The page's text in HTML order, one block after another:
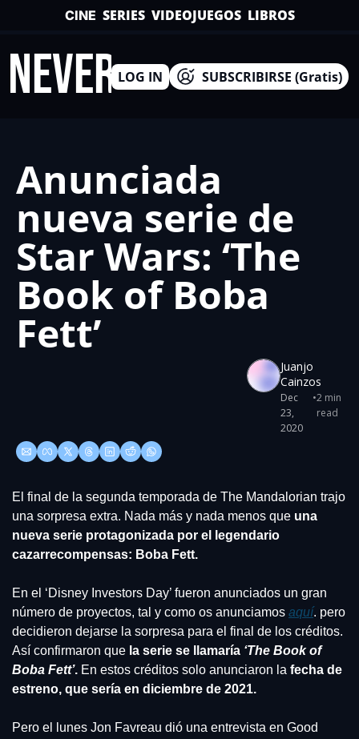
CINE SERIES VIDEOJUEGOS LIBROS
LOG IN SUBSCRIBIRSE (Gratis)
Anunciada
nueva serie de
Star Wars: ‘The
Book of Boba
Fett’
Juanjo
Cainzos
Dec
23,
2020
•2 min
read
El final de la segunda temporada de The Mandalorian trajo
una sorpresa extra. Nada más y nada menos que una
nueva serie protagonizada por el legendario
cazarrecompensas: Boba Fett.
En el ‘Disney Investors Day’ fueron anunciados un gran
número de proyectos, tal y como os anunciamos aquí. pero
decidieron dejarse la sorpresa para el final de los créditos.
Así confirmaron que la serie se llamaría ‘The Book of
Boba Fett’. En estos créditos solo anunciaron la fecha de
estreno, que sería en diciembre de 2021.
Pero el lunes Jon Favreau dió una entrevista en Good